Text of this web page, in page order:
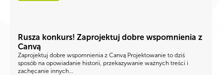
Rusza konkurs! Zaprojektuj dobre wspomnienia z
Canvą
Zaprojektuj dobre wspomnienia z Canvą Projektowanie to dziś
sposób na opowiadanie historii, przekazywanie ważnych treści i
zachęcanie innych...